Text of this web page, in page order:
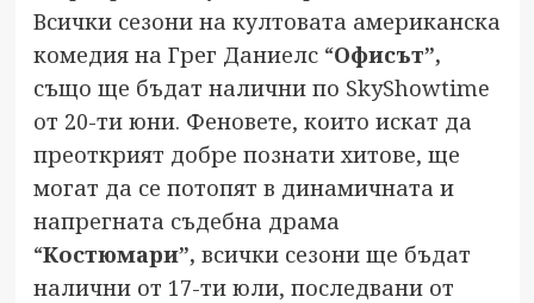
Всички сезони на култовата американска
комедия на Грег Даниелс “Офисът”,
също ще бъдат налични по SkyShowtime
от 20-ти юни. Феновете, които искат да
преоткрият добре познати хитове, ще
могат да се потопят в динамичната и
напрегната съдебна драма
“Костюмари”, всички сезони ще бъдат
налични от 17-ти юли, последвани от